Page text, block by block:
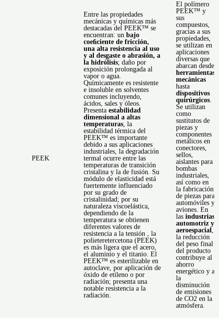
PEEK
Entre las propiedades
mecánicas y químicas más
destacadas del PEEK™ se
encuentran: un bajo
coeﬁciente de fricción,
una alta resistencia al uso
y al desgaste o abrasión, a
la hidrólisis; daño por
exposición prolongada al
vapor o agua.
Químicamente es resistente
e insoluble en solventes
comunes incluyendo,
ácidos, sales y óleos.
Presenta estabilidad
dimensional a altas
temperaturas, la
estabilidad térmica del
PEEK™ es importante
debido a sus aplicaciones
industriales, la degradación
termal ocurre entre las
temperaturas de transición
cristalina y la de fusión. Su
módulo de elasticidad está
fuertemente influenciado
por su grado de
cristalinidad; por su
naturaleza viscoelástica,
dependiendo de la
temperatura se obtienen
diferentes valores de
resistencia a la tensión , la
polieteretercetona (PEEK)
es más ligera que el acero,
el aluminio y el titanio. El
PEEK™ es esterilizable en
autoclave, por aplicación de
óxido de etileno o por
radiación; presenta una
notable resistencia a la
radiación.
El polímero
PEEK™ y
sus
compuestos,
gracias a sus
propiedades,
se utilizan en
aplicaciones
diversas que
abarcan desde
herramientas
mecánicas
hasta
dispositivos
quirúrgicos.
Se utilizan
como
sustitutos de
piezas y
componentes
metálicos en
conectores,
sellos,
aislantes para
bombas
industriales,
así como en
la fabricación
de piezas para
automóviles y
aviones. En
las industrias
automotriz y
aeroespacial,
la reducción
del peso final
del producto
contribuye al
ahorro
energético y a
la
disminución
de emisiones
de CO2 en la
atmósfera.